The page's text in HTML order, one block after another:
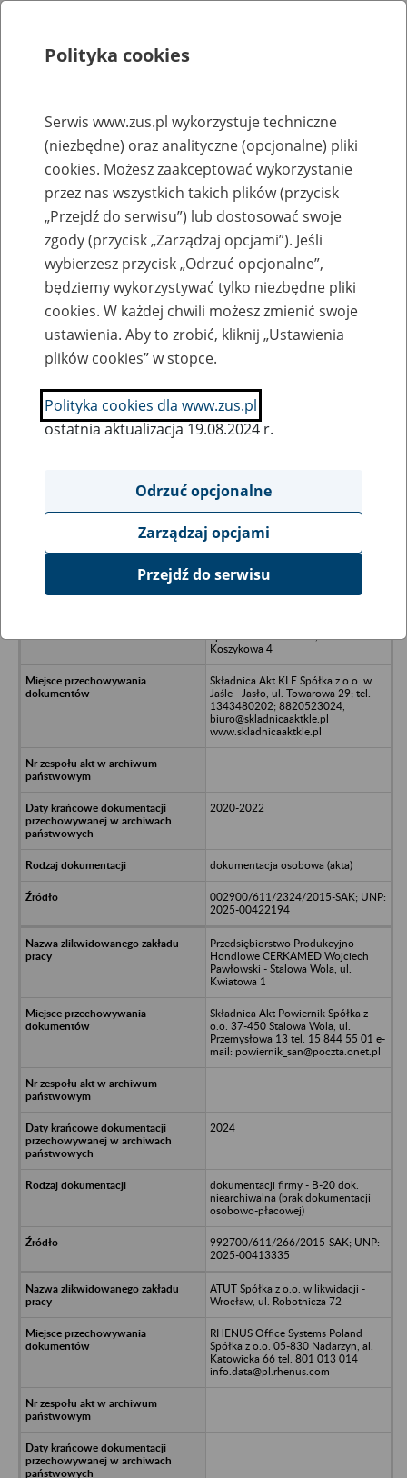
Rejestry, ewidencje i archiwa
Baza zlikwidowanych lub
przekształconych zakładów pracy
Nazwa zakładu pracy:
SZUKAJ
Ukryj wszystkie pozycje bazy
MAJSTEREK Spółka z o.o. w
Koszykowa 4
Składnica Akt KLE Spółka z o.o. w
Jaśle - Jasło, ul. Towarowa 29; tel.
1343480202; 8820523024,
biuro@skladnicaaktkle.pl
www.skladnicaaktkle.pl
2020-2022
dokumentacja osobowa (akta)
002900/611/2324/2015-SAK; UNP:
2025-00422194
Przedsiębiorstwo Produkcyjno-
Hondlowe CERKAMED Wojciech
Pawłowski - Stalowa Wola, ul.
Kwiatowa 1
Składnica Akt Powiernik Spółka z
o.o. 37-450 Stalowa Wola, ul.
Przemysłowa 13 tel. 15 844 55 01 e-
mail: powiernik_san@poczta.onet.pl
2024
dokumentacji firmy - B-20 dok.
niearchiwalna (brak dokumentacji
osobowo-płacowej)
992700/611/266/2015-SAK; UNP:
2025-00413335
ATUT Spółka z o.o. w likwidacji -
Wrocław, ul. Robotnicza 72
RHENUS Office Systems Poland
Spółka z o.o. 05-830 Nadarzyn, al.
Katowicka 66 tel. 801 013 014
info.data@pl.rhenus.com
Polityka cookies
Serwis www.zus.pl wykorzystuje techniczne
(niezbędne) oraz analityczne (opcjonalne) pliki
cookies. Możesz zaakceptować wykorzystanie
przez nas wszystkich takich plików (przycisk
„Przejdź do serwisu”) lub dostosować swoje
zgody (przycisk „Zarządzaj opcjami”). Jeśli
wybierzesz przycisk „Odrzuć opcjonalne”,
będziemy wykorzystywać tylko niezbędne pliki
cookies. W każdej chwili możesz zmienić swoje
ustawienia. Aby to zrobić, kliknij „Ustawienia
plików cookies” w stopce.
Polityka cookies dla www.zus.pl
ostatnia aktualizacja 19.08.2024 r.
Odrzuć opcjonalne
Zarządzaj opcjami
Przejdź do serwisu